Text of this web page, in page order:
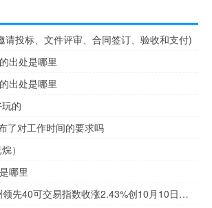
请投标、文件评审、合同签订、验收和支付)
出处是哪里
出处是哪里
的
了对工作时间的要求吗
）
哪里
南非富时/JSE非洲领先40可交易指数收涨2.43%创10月10日以来最大单日涨幅报65437.25点逼近10月18日收盘位66310.90点